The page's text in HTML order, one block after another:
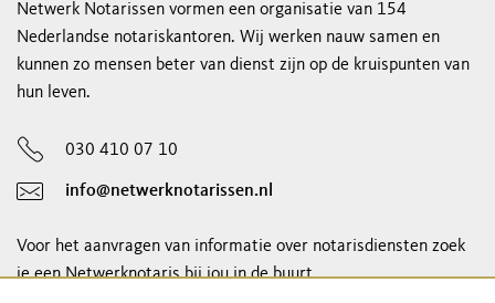
Netwerk Notarissen vormen een organisatie van 154
Nederlandse notariskantoren. Wij werken nauw samen en
kunnen zo mensen beter van dienst zijn op de kruispunten van
hun leven.
030 410 07 10
info@netwerknotarissen.nl
Voor het aanvragen van informatie over notarisdiensten zoek
je een Netwerknotaris bij jou in de buurt.